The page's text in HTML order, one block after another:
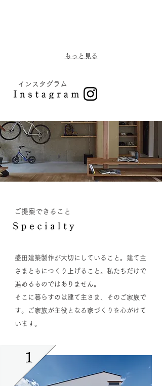
もっと見る
インスタグラム
ご提案できること
盛田建築製作が大切にしていること。建て主
さまともにつくり上げること。私たちだけで
進めるものではありません。
そこに暮らすのは建て主さま、そのご家族で
す。ご家族が主役となる家づくりを心がけて
います。